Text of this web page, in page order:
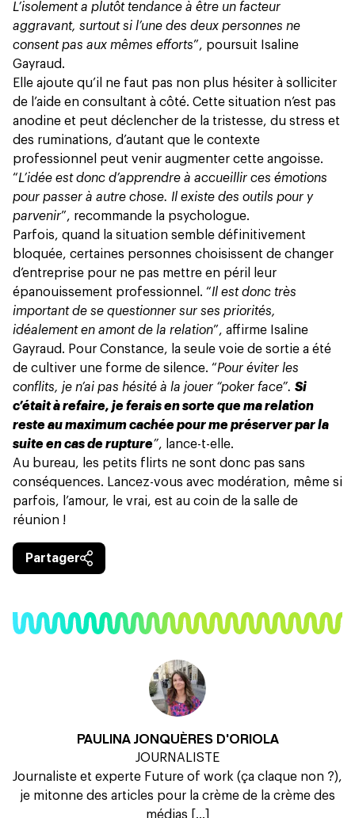
L’isolement a plutôt tendance à être un facteur
aggravant, surtout si l’une des deux personnes ne
consent pas aux mêmes efforts”, poursuit Isaline
Gayraud.
Elle ajoute qu’il ne faut pas non plus hésiter à solliciter
de l’aide en consultant à côté. Cette situation n’est pas
anodine et peut déclencher de la tristesse, du stress et
des ruminations, d’autant que le contexte
professionnel peut venir augmenter cette angoisse.
“L’idée est donc d’apprendre à accueillir ces émotions
pour passer à autre chose. Il existe des outils pour y
parvenir”, recommande la psychologue.
Parfois, quand la situation semble définitivement
bloquée, certaines personnes choisissent de changer
d’entreprise pour ne pas mettre en péril leur
épanouissement professionnel. “Il est donc très
important de se questionner sur ses priorités,
idéalement en amont de la relation”, affirme Isaline
Gayraud. Pour Constance, la seule voie de sortie a été
de cultiver une forme de silence. “Pour éviter les
conflits, je n’ai pas hésité à la jouer “poker face”. Si
c’était à refaire, je ferais en sorte que ma relation
reste au maximum cachée pour me préserver par la
suite en cas de rupture”, lance-t-elle.
Au bureau, les petits flirts ne sont donc pas sans
conséquences. Lancez-vous avec modération, même si
parfois,
l’amour, le vrai, est au coin de la salle de
réunion !
Partager
PAULINA JONQUÈRES D'ORIOLA
JOURNALISTE
Journaliste et experte Future of work (ça claque non ?),
je mitonne des articles pour la crème de la crème des
médias [...]